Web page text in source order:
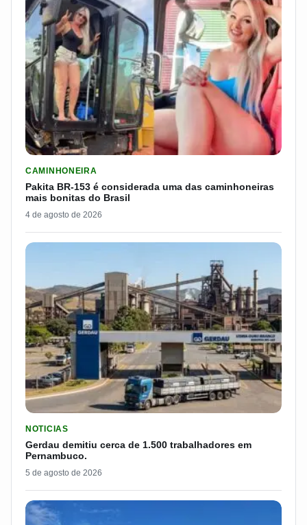
CAMINHONEIRA
Pakita BR-153 é considerada uma das caminhoneiras
mais bonitas do Brasil
4 de agosto de 2026
NOTICIAS
Gerdau demitiu cerca de 1.500 trabalhadores em
Pernambuco.
5 de agosto de 2026